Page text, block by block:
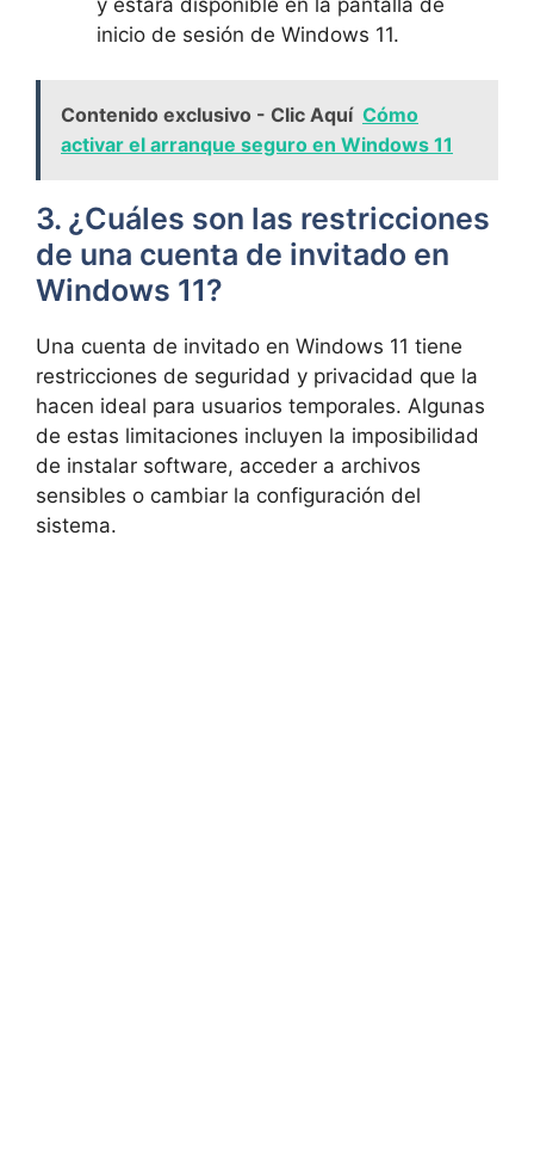
inicio de sesión de Windows 11.
Contenido exclusivo - Clic Aquí Cómo
activar el arranque seguro en Windows 11
3. ¿Cuáles son las restricciones
de una cuenta de invitado en
Windows 11?
Una cuenta de invitado en Windows 11 tiene
restricciones de seguridad y privacidad que la
hacen ideal para usuarios temporales. Algunas
de estas limitaciones incluyen la imposibilidad
de instalar software, acceder a archivos
sensibles o cambiar la configuración del
sistema.